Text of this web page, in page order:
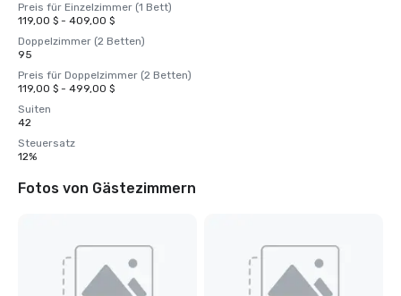
Preis für Einzelzimmer (1 Bett)
119,00 $ - 409,00 $
Doppelzimmer (2 Betten)
95
Preis für Doppelzimmer (2 Betten)
119,00 $ - 499,00 $
Suiten
42
Steuersatz
12%
Fotos von Gästezimmern